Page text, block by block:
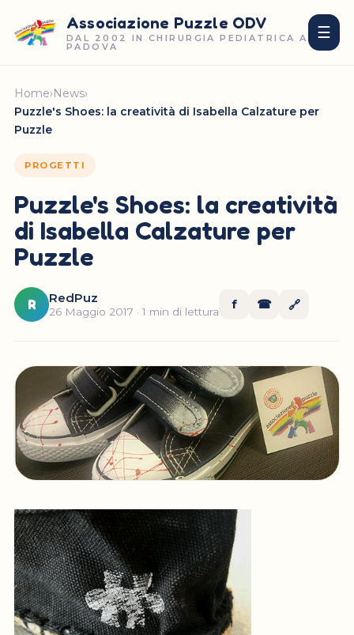
Associazione Puzzle ODV
DAL 2002 IN CHIRURGIA PEDIATRICA A
PADOVA
☰
Home›News›
Puzzle's Shoes: la creatività di Isabella Calzature per
Puzzle
PROGETTI
Puzzle's Shoes: la creatività
di Isabella Calzature per
Puzzle
R RedPuz
26 Maggio 2017 · 1 min di lettura f ☎ 🔗